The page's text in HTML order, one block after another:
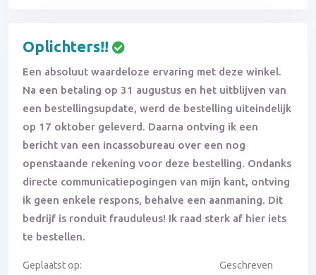
Oplichters!!
Een absoluut waardeloze ervaring met deze winkel.
Na een betaling op 31 augustus en het uitblijven van
een bestellingsupdate, werd de bestelling uiteindelijk
op 17 oktober geleverd. Daarna ontving ik een
bericht van een incassobureau over een nog
openstaande rekening voor deze bestelling. Ondanks
directe communicatiepogingen van mijn kant, ontving
ik geen enkele respons, behalve een aanmaning. Dit
bedrijf is ronduit frauduleus! Ik raad sterk af hier iets
te bestellen.
Geplaatst op:
Geschreven